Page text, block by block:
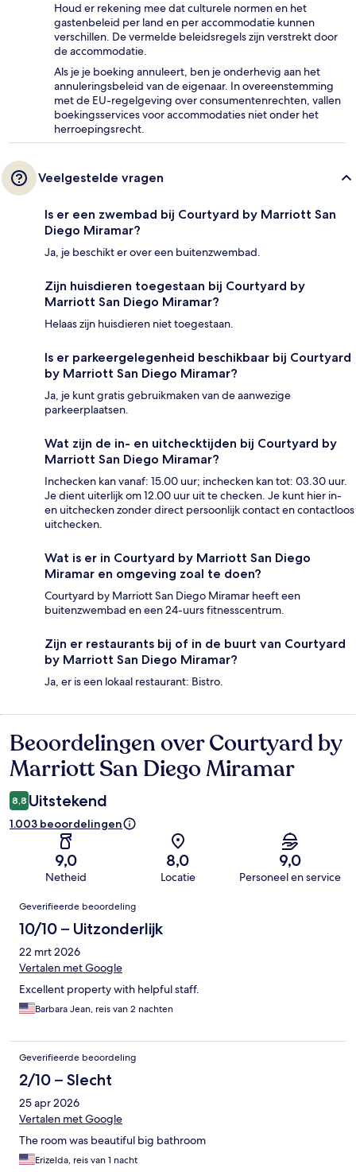
Houd er rekening mee dat culturele normen en het
gastenbeleid per land en per accommodatie kunnen
verschillen. De vermelde beleidsregels zijn verstrekt door
de accommodatie.
Als je je boeking annuleert, ben je onderhevig aan het
annuleringsbeleid van de eigenaar. In overeenstemming
met de EU-regelgeving over consumentenrechten, vallen
boekingsservices voor accommodaties niet onder het
herroepingsrecht.
Veelgestelde vragen
Is er een zwembad bij Courtyard by Marriott San
Diego Miramar?
Ja, je beschikt er over een buitenzwembad.
Zijn huisdieren toegestaan bij Courtyard by
Marriott San Diego Miramar?
Helaas zijn huisdieren niet toegestaan.
Is er parkeergelegenheid beschikbaar bij Courtyard
by Marriott San Diego Miramar?
Ja, je kunt gratis gebruikmaken van de aanwezige
parkeerplaatsen.
Wat zijn de in- en uitchecktijden bij Courtyard by
Marriott San Diego Miramar?
Inchecken kan vanaf: 15.00 uur; inchecken kan tot: 03.30 uur.
Je dient uiterlijk om 12.00 uur uit te checken. Je kunt hier in-
en uitchecken zonder direct persoonlijk contact en contactloos
uitchecken.
Wat is er in Courtyard by Marriott San Diego
Miramar en omgeving zoal te doen?
Courtyard by Marriott San Diego Miramar heeft een
buitenzwembad en een 24-uurs fitnesscentrum.
Zijn er restaurants bij of in de buurt van Courtyard
by Marriott San Diego Miramar?
Ja, er is een lokaal restaurant: Bistro.
Beoordelingen
Beoordelingen over Courtyard by
Marriott San Diego Miramar
8,8 Uitstekend
1.003 beoordelingen
9,0
Netheid
8,0
Locatie
9,0
Personeel en service
Beoordelingen
Geverifieerde beoordeling
10/10 – Uitzonderlijk
22 mrt 2026
Vertalen met Google
Excellent property with helpful staff.
Barbara Jean, reis van 2 nachten
Geverifieerde beoordeling
2/10 – Slecht
25 apr 2026
Vertalen met Google
The room was beautiful big bathroom
Erizelda, reis van 1 nacht